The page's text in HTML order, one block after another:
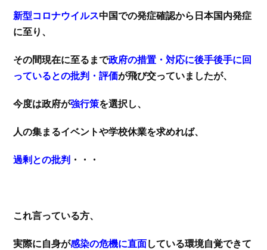
新型コロナウイルス中国での発症確認から日本国内発症
に至り、
その間現在に至るまで政府の措置・対応に後手後手に回
っているとの批判・評価が飛び交っていましたが、
今度は政府が強行策を選択し、
人の集まるイベントや学校休業を求めれば、
過剰との批判 ・・・
これ言っている方、
実際に自身が感染の危機に直面している環境自覚できて